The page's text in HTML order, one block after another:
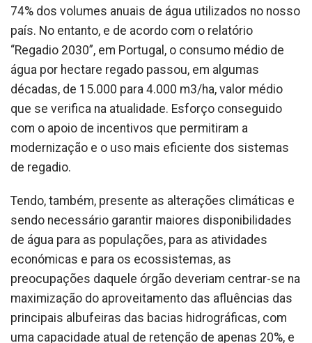
74% dos volumes anuais de água utilizados no nosso
país. No entanto, e de acordo com o relatório
“Regadio 2030”, em Portugal, o consumo médio de
água por hectare regado passou, em algumas
décadas, de 15.000 para 4.000 m3/ha, valor médio
que se verifica na atualidade. Esforço conseguido
com o apoio de incentivos que permitiram a
modernização e o uso mais eficiente dos sistemas
de regadio.
Tendo, também, presente as alterações climáticas e
sendo necessário garantir maiores disponibilidades
de água para as populações, para as atividades
económicas e para os ecossistemas, as
preocupações daquele órgão deveriam centrar-se na
maximização do aproveitamento das afluências das
principais albufeiras das bacias hidrográficas, com
uma capacidade atual de retenção de apenas 20%, e